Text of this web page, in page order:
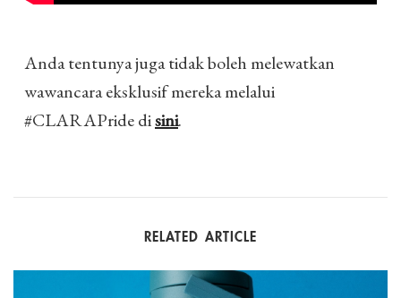
Anda tentunya juga tidak boleh melewatkan
wawancara eksklusif mereka melalui
#CLARAPride disini.
RELATED ARTICLE